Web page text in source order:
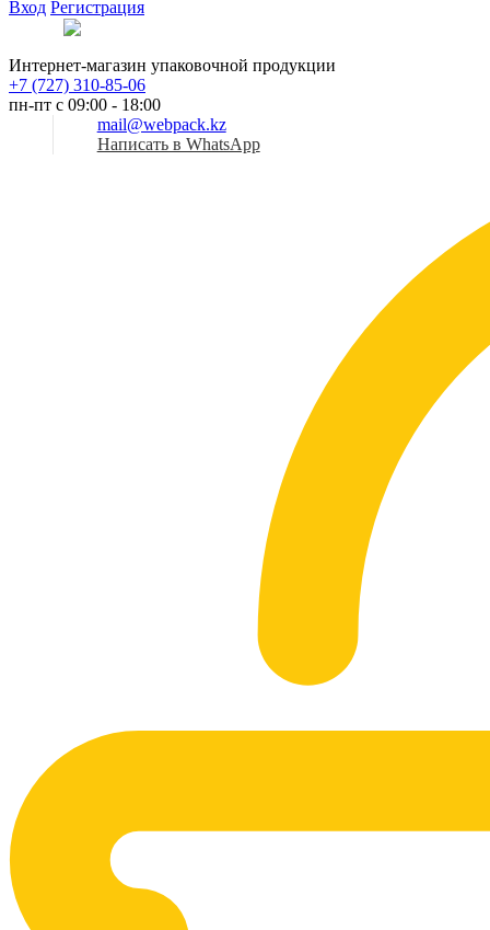
Вход Регистрация
Интернет-магазин упаковочной продукции
+7 (727) 310-85-06
пн-пт с 09:00 - 18:00
mail@webpack.kz
Написать в WhatsApp